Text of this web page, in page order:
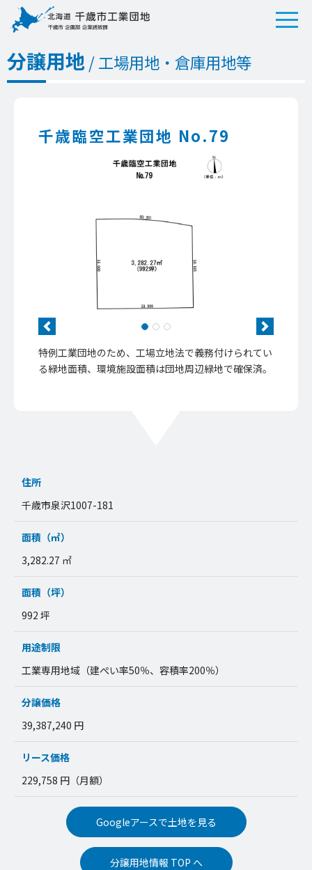
分譲用地 / 工場用地・倉庫用地等
千歳臨空工業団地 No.79
Previous
Next
特例工業団地のため、工場立地法で義務付けられてい
る緑地面積、環境施設面積は団地周辺緑地で確保済。
住所
千歳市泉沢1007-181
面積（㎡）
3,282.27 ㎡
面積（坪）
992 坪
用途制限
工業専用地域（建ぺい率50％、容積率200％）
分譲価格
39,387,240 円
リース価格
229,758 円（月額）
Googleアースで土地を見る
分譲用地情報 TOP へ